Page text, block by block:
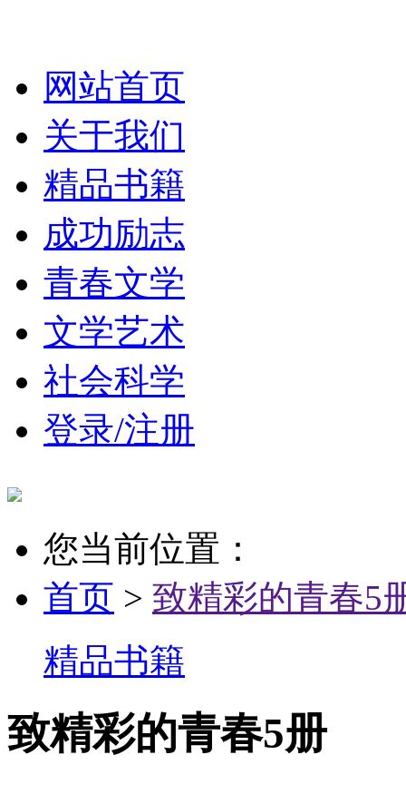
网站首页
关于我们
精品书籍
成功励志
青春文学
文学艺术
社会科学
登录/注册
您当前位置：
首页 > 致精彩的青春5
精品书籍
致精彩的青春5册